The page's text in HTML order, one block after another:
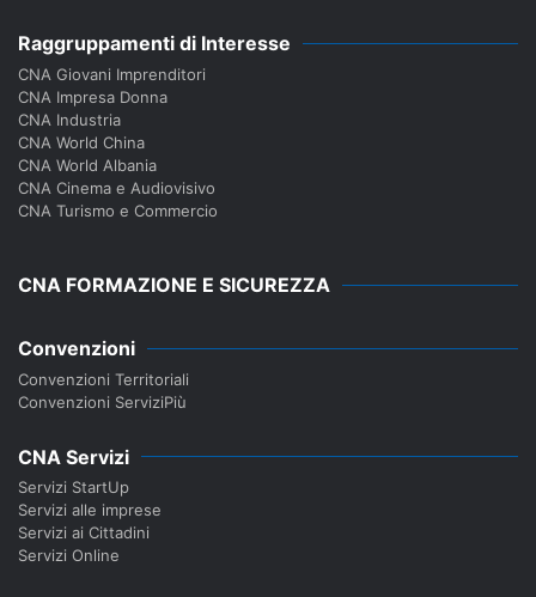
Raggruppamenti di Interesse
CNA Giovani Imprenditori
CNA Impresa Donna
CNA Industria
CNA World China
CNA World Albania
CNA Cinema e Audiovisivo
CNA Turismo e Commercio
CNA FORMAZIONE E SICUREZZA
Convenzioni
Convenzioni Territoriali
Convenzioni ServiziPiù
CNA Servizi
Servizi StartUp
Servizi alle imprese
Servizi ai Cittadini
Servizi Online